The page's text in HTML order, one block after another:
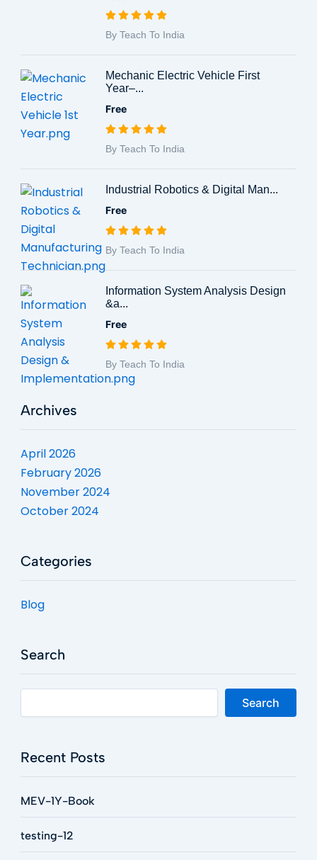
By Teach To India
Mechanic Electric Vehicle First
Year–...
Free
By Teach To India
Industrial Robotics & Digital Man...
Free
By Teach To India
Information System Analysis Design
&a...
Free
By Teach To India
Archives
April 2026
February 2026
November 2024
October 2024
Categories
Blog
Search
Search
Recent Posts
MEV-1Y-Book
testing-12